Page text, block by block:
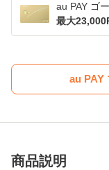
au PAY ゴ
最大
au PAY
商品説明